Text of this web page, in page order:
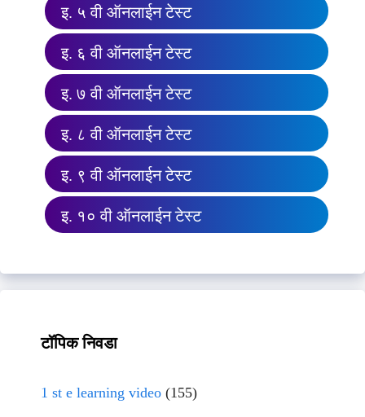
इ. ५ वी ऑनलाईन टेस्ट
इ. ६ वी ऑनलाईन टेस्ट
इ. ७ वी ऑनलाईन टेस्ट
इ. ८ वी ऑनलाईन टेस्ट
इ. ९ वी ऑनलाईन टेस्ट
इ. १० वी ऑनलाईन टेस्ट
टॉपिक निवडा
1 st e learning video (155)